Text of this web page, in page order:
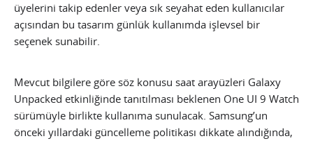
üyelerini takip edenler veya sık seyahat eden kullanıcılar
açısından bu tasarım günlük kullanımda işlevsel bir
seçenek sunabilir.
Mevcut bilgilere göre söz konusu saat arayüzleri Galaxy
Unpacked etkinliğinde tanıtılması beklenen One UI 9 Watch
sürümüyle birlikte kullanıma sunulacak. Samsung’un
önceki yıllardaki güncelleme politikası dikkate alındığında,